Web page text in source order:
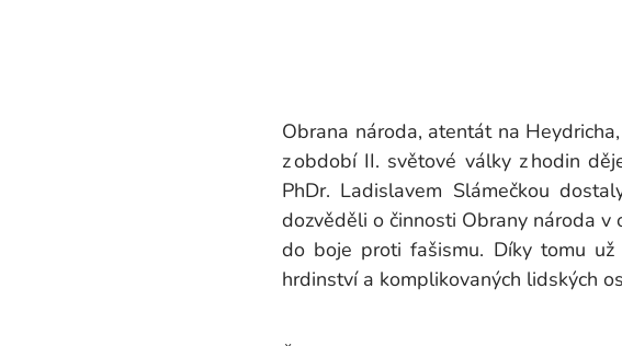
Obrana národa, atentát na
z období II. světové války z hodin
PhDr. Ladislavem Slámečkou
dozvěděli o činnosti Obrany národa v
do boje proti fašismu. Díky tomu
hrdinství a komplikovaných lidských
Mgr.